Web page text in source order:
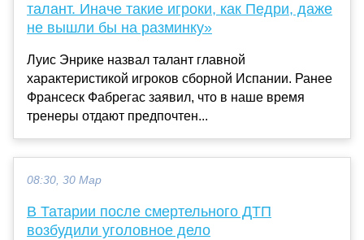
талант. Иначе такие игроки, как Педри, даже
не вышли бы на разминку»
Луис Энрике назвал талант главной
характеристикой игроков сборной Испании. Ранее
Франсеск Фабрегас заявил, что в наше время
тренеры отдают предпочтен...
08:30, 30 Мар
В Татарии после смертельного ДТП
возбудили уголовное дело